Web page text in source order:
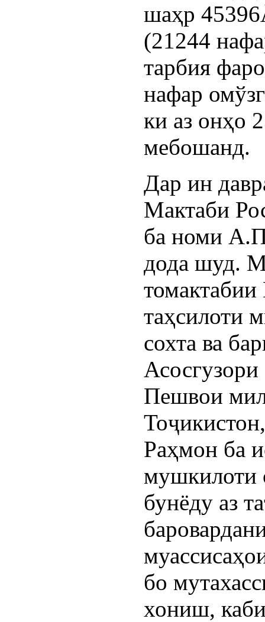
шаҳр
(21244
тарбия
нафар
ки аз онҳо
мебошанд.
Дар ин
Мактаби
ба номи
дода шуд.
таҳсилоти
сохта ва
Пешвои
Раҳмон ба
мушкилоти
бунёду аз
бо
хониш,